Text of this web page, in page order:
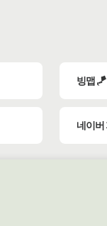
빙맵 🪁
네이버